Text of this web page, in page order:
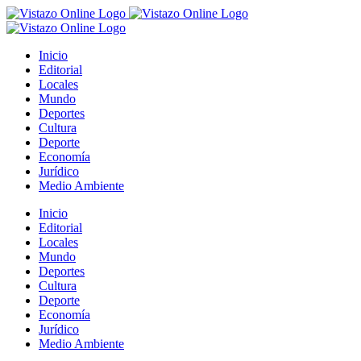
Saltar
al
Inicio
Editorial
Locales
Mundo
Deportes
Cultura
Deporte
Economía
Jurídico
Medio Ambiente
Inicio
Editorial
Locales
Mundo
Deportes
Cultura
Deporte
Economía
Jurídico
Medio Ambiente